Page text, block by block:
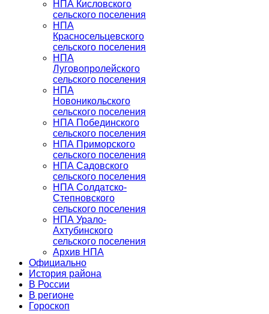
НПА Кисловского
сельского поселения
НПА
Красносельцевского
сельского поселения
НПА
Луговопролейского
сельского поселения
НПА
Новоникольского
сельского поселения
НПА Побединского
сельского поселения
НПА Приморского
сельского поселения
НПА Садовского
сельского поселения
НПА Солдатско-
Степновского
сельского поселения
НПА Урало-
Ахтубинского
сельского поселения
Архив НПА
Официально
История района
В России
В регионе
Гороскоп